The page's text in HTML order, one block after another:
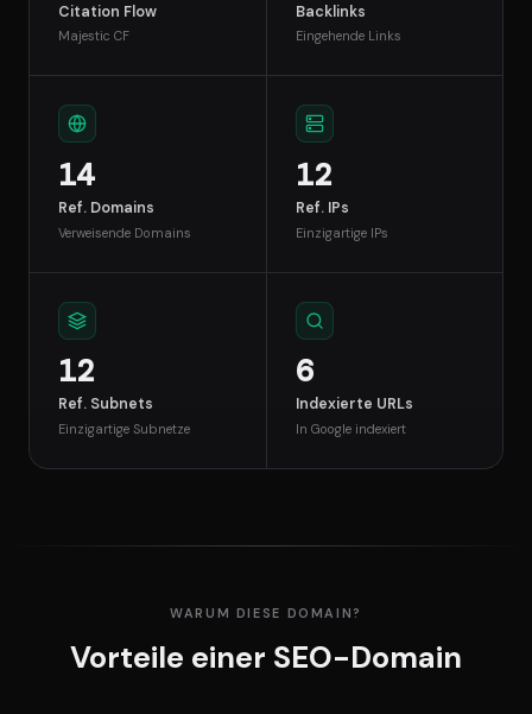
Citation Flow
Majestic CF
Backlinks
Eingehende Links
14
Ref. Domains
Verweisende Domains
12
Ref. IPs
Einzigartige IPs
12
Ref. Subnets
Einzigartige Subnetze
6
Indexierte URLs
In Google indexiert
WARUM DIESE DOMAIN?
Vorteile einer SEO-Domain